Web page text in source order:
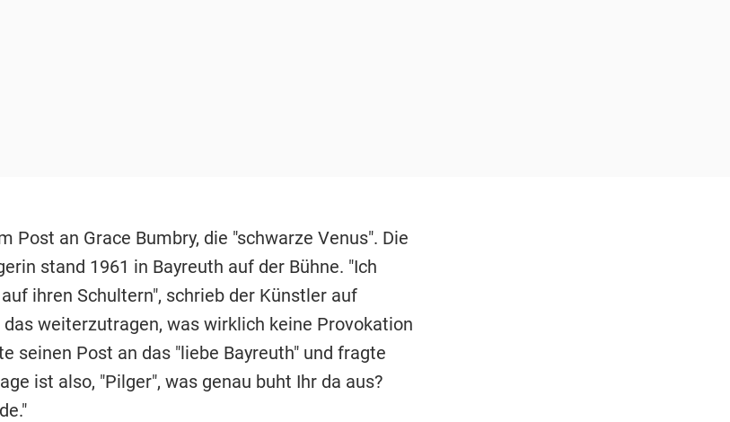
Post an Grace Bumbry, die "schwarze Venus". Die
stand 1961 in Bayreuth auf der Bühne. "Ich
ihren Schultern", schrieb der Künstler auf
das weiterzutragen, was wirklich keine Provokation
seinen Post an das "liebe Bayreuth" und fragte
ist also, "Pilger", was genau buht Ihr da aus?